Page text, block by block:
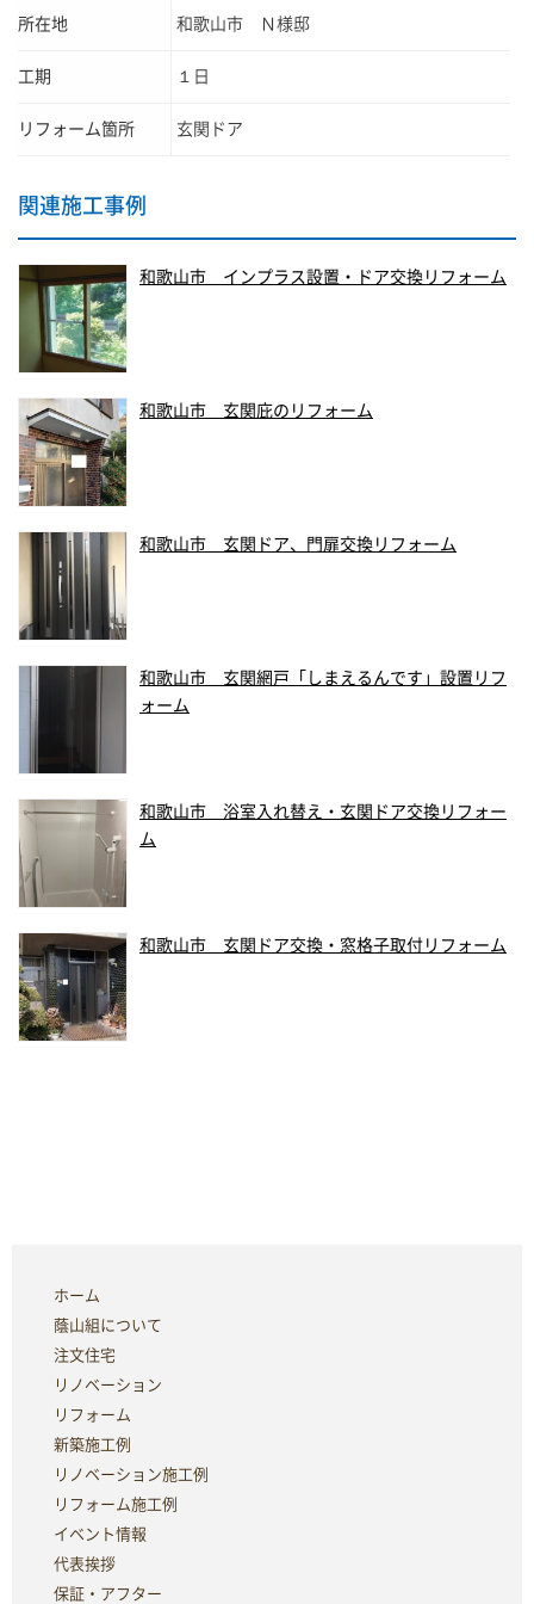
所在地 和歌山市 Ｎ様邸
工期 １日
リフォーム箇所 玄関ドア
関連施工事例
和歌山市 インプラス設置・ドア交換リフォーム
和歌山市 玄関庇のリフォーム
和歌山市 玄関ドア、門扉交換リフォーム
和歌山市 玄関網戸「しまえるんです」設置リフ
ォーム
和歌山市 浴室入れ替え・玄関ドア交換リフォー
ム
和歌山市 玄関ドア交換・窓格子取付リフォーム
ホーム
蔭山組について
注文住宅
リノベーション
リフォーム
新築施工例
リノベーション施工例
リフォーム施工例
イベント情報
代表挨拶
保証・アフター